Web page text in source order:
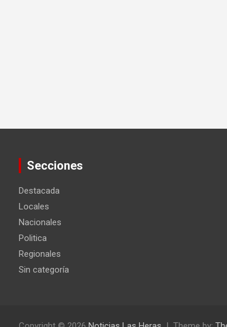
Secciones
Destacada
Locales
Nacionales
Politica
Regionales
Sin categoría